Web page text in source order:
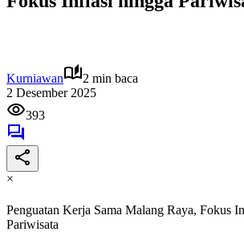
Kurniawan
2 min baca
2 Desember 2025
393
×
Penguatan Kerja Sama Malang Raya, Fokus
Pariwisata